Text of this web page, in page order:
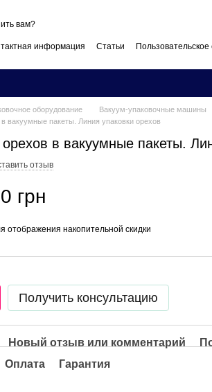
вам?
информация Статьи
оборудование Вакуум-упаковочные машины
вакуумные пакеты. Линия упаковки орехов
в вакуумные пакеты.
отзыв
грн
отображения накопительной скидки
Получить консультацию
Новый отзыв или комментарий
Оплата Гарантия